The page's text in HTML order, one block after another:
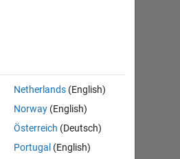
Netherlands(English)
Norway(English)
Österreich (Deutsch)
Portugal (English)